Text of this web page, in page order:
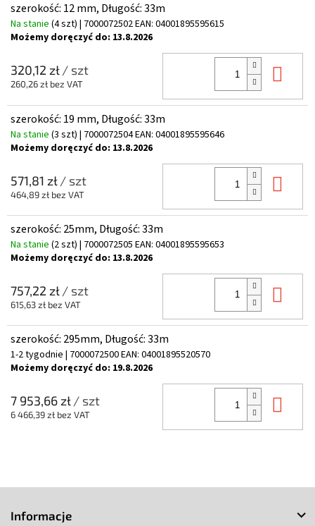
szerokość: 12 mm, Długość: 33m
Na stanie (4 szt) | 7000072502EAN: 04001895595615
Możemy doręczyć do: 13.8.2026
320,12 zł/ szt
260,26 zł bez VAT
szerokość: 19 mm, Długość: 33m
Na stanie (3 szt) | 7000072504EAN: 04001895595646
Możemy doręczyć do: 13.8.2026
571,81 zł/ szt
464,89 zł bez VAT
szerokość: 25mm, Długość: 33m
Na stanie (2 szt) | 7000072505 EAN: 04001895595653
Możemy doręczyć do: 13.8.2026
757,22 zł/ szt
615,63 zł bez VAT
szerokość: 295mm, Długość: 33m
1-2 tygodnie | 7000072500EAN: 04001895520570
Możemy doręczyć do: 19.8.2026
7 953,66 zł/ szt
6 466,39 zł bez VAT
Informacje